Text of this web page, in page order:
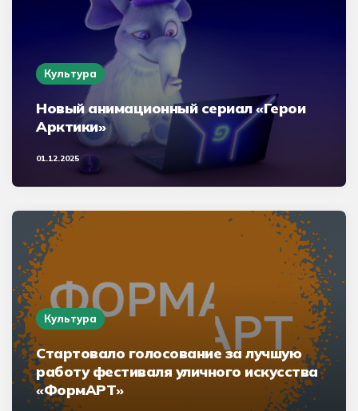
Культура
Новый анимационный сериал «Герои
Арктики»
01.12.2025
Культура
Стартовало голосование за лучшую
работу фестиваля уличного искусства
«ФормАРТ»